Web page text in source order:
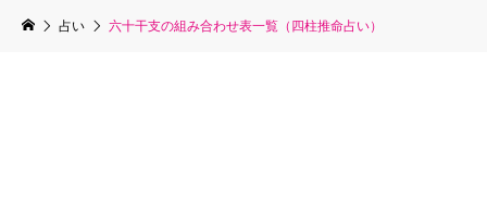
占い 六十干支の組み合わせ表一覧（四柱推命占い）